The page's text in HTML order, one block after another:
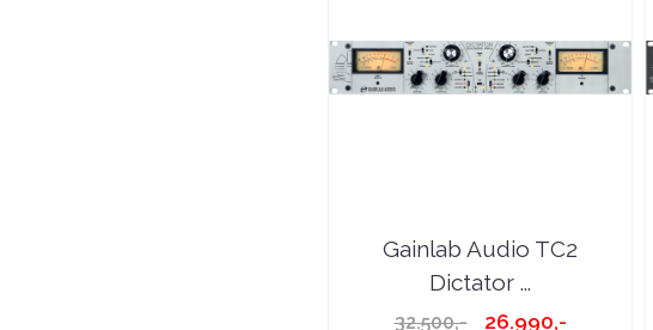
Gainlab Audio TC2
Dictator ...
32.500,- 26.990,-